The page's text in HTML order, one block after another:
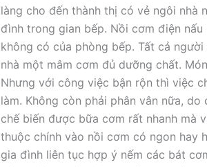
làng cho đến thành thị có vẻ ngôi nhà
đình trong gian bếp. Nồi cơm điện
không có của phòng bếp. Tất cả
nhà một mâm cơm đủ dưỡng chất.
Nhưng với công việc bận rộn thì việc
làm. Không còn phải phân vân nữa,
chế biến được bữa cơm rất nhanh mà
thuộc chính vào nồi cơm có ngon hay
gia đình liên tục hợp ý nếm các bát